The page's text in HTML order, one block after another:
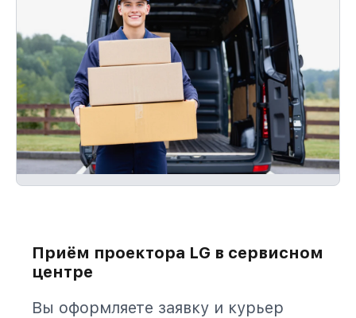
Приём проектора LG в сервисном
центре
Вы оформляете заявку и курьер